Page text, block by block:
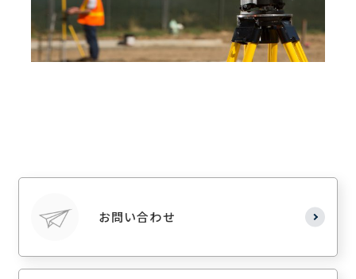
お問い合わせ